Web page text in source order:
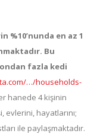
%10’nunda en az 1
Bu
fazla kedi
…/households-
hanede 4 kişinin
evlerini, hayatlarını;
ile paylaşmaktadır.